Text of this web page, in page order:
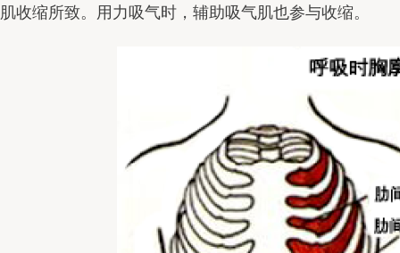
肌收缩所致。用力吸气时，辅助吸气肌也参与收缩。